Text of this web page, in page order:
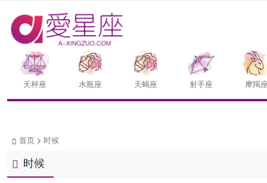
天枰座 水瓶座 天蝎座 射手座 摩羯
首页 > 时候
时候